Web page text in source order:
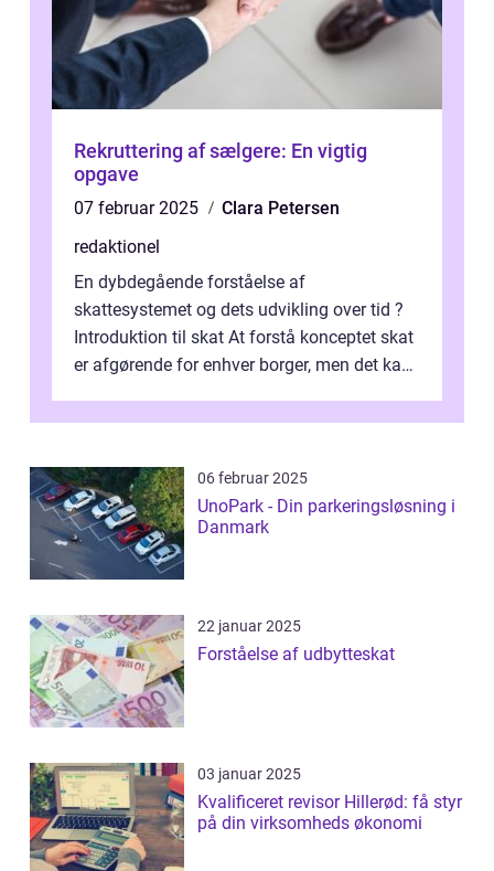
Rekruttering af sælgere: En vigtig
opgave
07 februar 2025
Clara Petersen
redaktionel
En dybdegående forståelse af
skattesystemet og dets udvikling over tid ?
Introduktion til skat At forstå konceptet skat
er afgørende for enhver borger, men det kan
06 februar 2025
UnoPark - Din parkeringsløsning i
Danmark
22 januar 2025
Forståelse af udbytteskat
03 januar 2025
Kvalificeret revisor Hillerød: få styr
på din virksomheds økonomi